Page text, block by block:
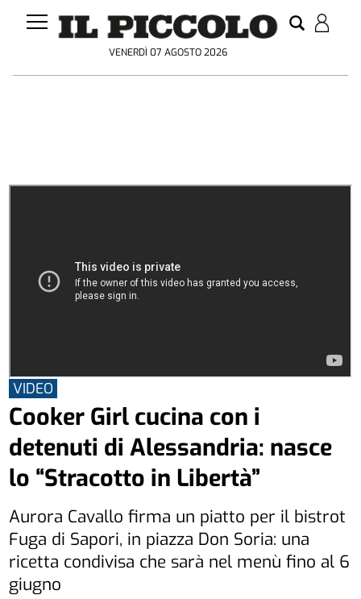
VENERDÌ 07 AGOSTO 2026
VIDEO
Cooker Girl cucina con i
detenuti di Alessandria: nasce
lo “Stracotto in Libertà”
Aurora Cavallo firma un piatto per il bistrot
Fuga di Sapori, in piazza Don Soria: una
ricetta condivisa che sarà nel menù fino al 6
giugno